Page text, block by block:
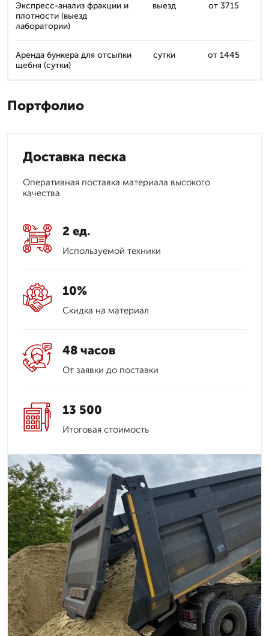
Экспресс-анализ фракции и
плотности (выезд
лаборатории)
выезд от 3715
Аренда бункера для отсыпки
щебня (сутки)
сутки от 1445
Портфолио
Доставка песка
Оперативная поставка материала высокого
качества
2 ед.
Используемой техники
10%
Скидка на материал
48 часов
От заявки до поставки
13 500
Итоговая стоимость